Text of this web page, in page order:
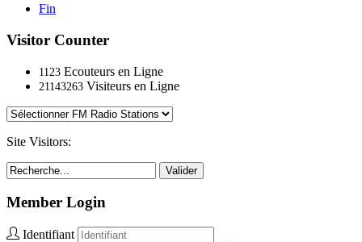
Fin
Visitor Counter
1123 Ecouteurs en Ligne
21143263 Visiteurs en Ligne
Site Visitors:
Valider
Member Login
Identifiant